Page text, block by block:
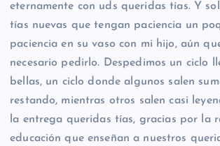
eternamente con uds queridas tías. Y
tías nuevas que tengan paciencia un
paciencia en su vaso con mi hijo, aún
necesario pedirlo. Despedimos un ciclo
bellas, un ciclo donde algunos salen
restando, mientras otros salen casi
la entrega queridas tías, gracias por la
educación que enseñan a nuestros